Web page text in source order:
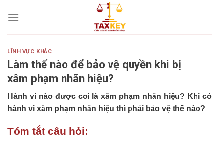
LĨNH VỰC KHÁC
Làm thế nào để bảo vệ quyền khi bị
xâm phạm nhãn hiệu?
Hành vi nào được coi là xâm phạm nhãn hiệu? Khi có
hành vi xâm phạm nhãn hiệu thì phải bảo vệ thế nào?
Tóm tắt câu hỏi: